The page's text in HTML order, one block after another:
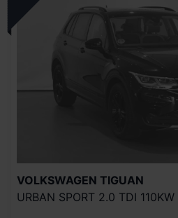
VOLKSWAGEN TIGUAN
URBAN SPORT 2.0 TDI